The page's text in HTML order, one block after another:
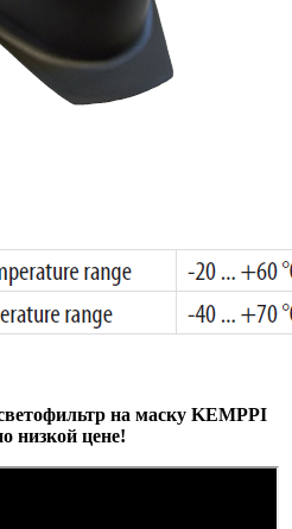
на маску KEMPPI
низкой цене!